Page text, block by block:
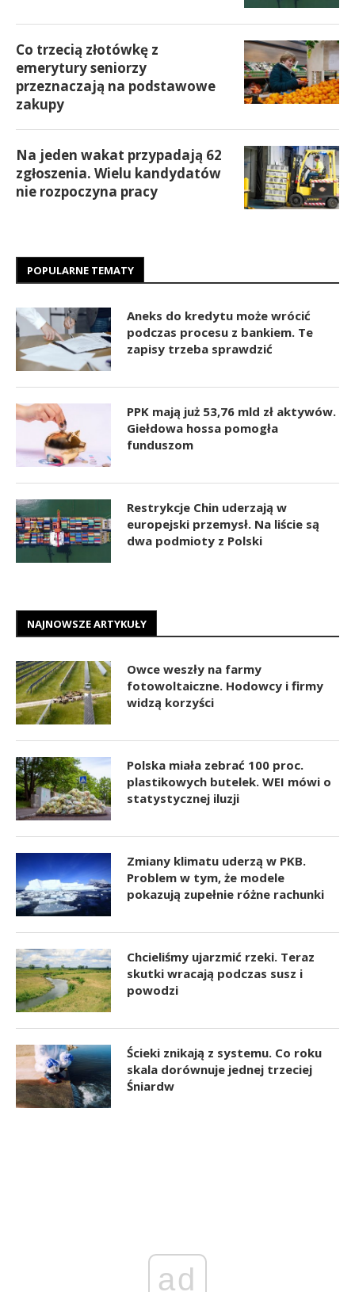
Co trzecią złotówkę z
emerytury seniorzy
przeznaczają na podstawowe
zakupy
Na jeden wakat przypadają 62
zgłoszenia. Wielu kandydatów
nie rozpoczyna pracy
POPULARNE TEMATY
Aneks do kredytu może wrócić
podczas procesu z bankiem. Te
zapisy trzeba sprawdzić
PPK mają już 53,76 mld zł aktywów.
Giełdowa hossa pomogła
funduszom
Restrykcje Chin uderzają w
europejski przemysł. Na liście są
dwa podmioty z Polski
NAJNOWSZE ARTYKUŁY
Owce weszły na farmy
fotowoltaiczne. Hodowcy i firmy
widzą korzyści
Polska miała zebrać 100 proc.
plastikowych butelek. WEI mówi o
statystycznej iluzji
Zmiany klimatu uderzą w PKB.
Problem w tym, że modele
pokazują zupełnie różne rachunki
Chcieliśmy ujarzmić rzeki. Teraz
skutki wracają podczas susz i
powodzi
Ścieki znikają z systemu. Co roku
skala dorównuje jednej trzeciej
Śniardw
ad